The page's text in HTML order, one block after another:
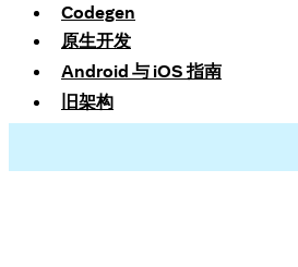
Codegen
原生开发
Android 与 iOS 指南
旧架构